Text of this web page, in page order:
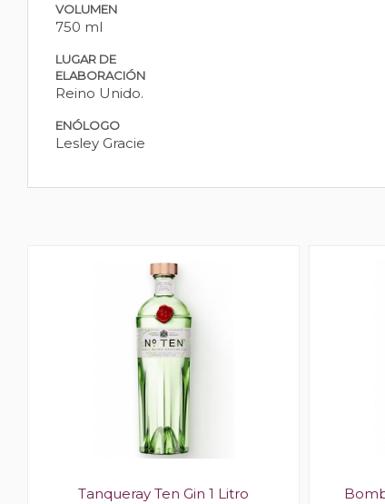
VOLUMEN
750 ml
LUGAR DE
ELABORACIÓN
Reino Unido.
ENÓLOGO
Lesley Gracie
Tanqueray Ten Gin 1 Litro